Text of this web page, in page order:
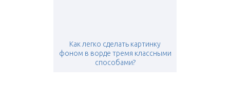
Как легко сделать картинку
фоном в ворде тремя классными
способами?